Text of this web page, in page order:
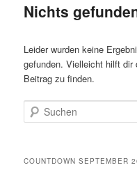
Nichts
Leider wurden keine
gefunden. Vielleicht hilft dir
Beitrag zu finden.
Suchen
COUNTDOWN SEPTEMBER